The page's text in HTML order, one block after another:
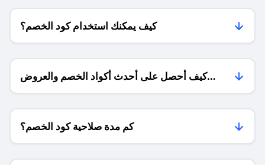
كيف يمكنك استخدام كود الخصم؟
كيف أحصل على أحدث أكواد الخصم والعروض
للمتاجر؟
كم مدة صلاحية كود الخصم؟